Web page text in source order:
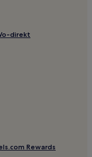
Tübingen
direkt
Rewards